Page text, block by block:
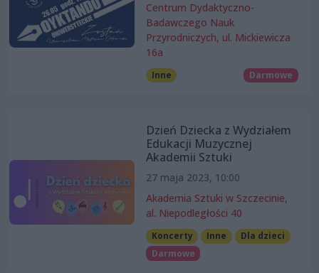
Centrum Dydaktyczno-
Badawczego Nauk
Przyrodniczych, ul. Mickiewicza
16a
Inne Darmowe
Dzień Dziecka z Wydziałem
Edukacji Muzycznej
Akademii Sztuki
27 maja 2023, 10:00
Akademia Sztuki w Szczecinie,
al. Niepodległości 40
Koncerty Inne
Dla dzieci
Darmowe